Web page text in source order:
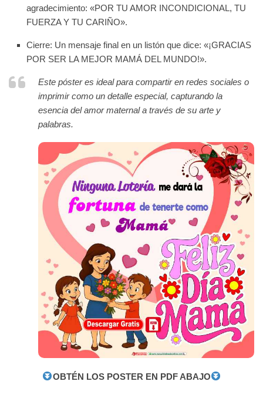
agradecimiento: «POR TU AMOR INCONDICIONAL, TU
FUERZA Y TU CARIÑO».
Cierre: Un mensaje final en un listón que dice: «¡GRACIAS
POR SER LA MEJOR MAMÁ DEL MUNDO!».
Este póster es ideal para compartir en redes sociales o
imprimir como un detalle especial, capturando la
esencia del amor maternal a través de su arte y
palabras.
OBTÉN LOS POSTER EN PDF ABAJO